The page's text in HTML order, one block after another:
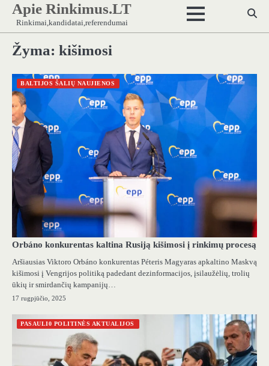
Skip
content
Apie Rinkimus.LT
Rinkimai,kandidatai,referendumai
Žyma: kišimosi
BALTIJOS ŠALIŲ NAUJIENOS
Orbáno konkurentas kaltina Rusiją kišimosi į rinkimų procesą
Aršiausias Viktoro Orbáno konkurentas Péteris Magyaras apkaltino Maskvą
kišimosi į Vengrijos politiką padedant dezinformacijos, įsilaužėlių, trolių
ūkių ir smirdančių kampanijų…
17 rugpjūčio, 2025
PASAULI0 POLITINĖS AKTUALIJOS